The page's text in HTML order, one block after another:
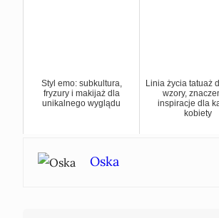
Styl emo: subkultura,
fryzury i makijaż dla
unikalnego wyglądu
Linia życia tatuaż
wzory,
inspiracje dla
kobiety
Oska